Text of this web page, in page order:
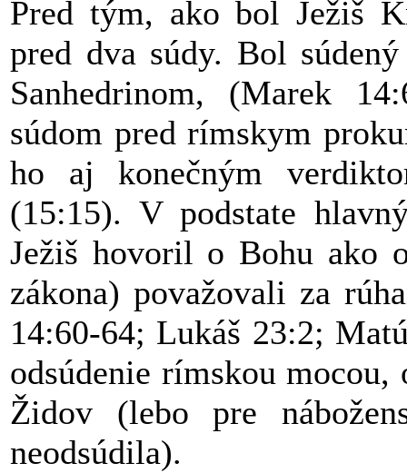
Pred tým, ako bol Ježiš
pred dva súdy. Bol
Sanhedrinom, (Marek
súdom pred rímskym
ho aj konečným
(15:15). V podstate
Ježiš hovoril o Bohu ako
zákona) považovali za
14:60-64; Lukáš 23:2;
odsúdenie rímskou
Židov (lebo pre
neodsúdila).